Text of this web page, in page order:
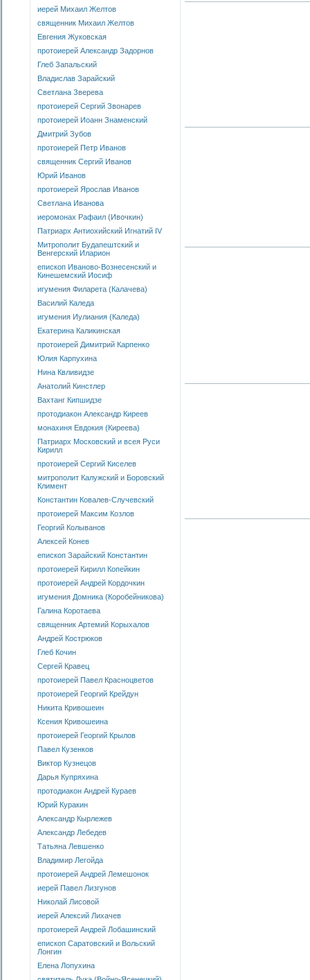
иерей Михаил Желтов
священник Михаил Желтов
Евгения Жуковская
протоиерей Александр Задорнов
Глеб Запальский
Владислав Зарайский
Светлана Зверева
протоиерей Сергий Звонарев
протоиерей Иоанн Знаменский
Дмитрий Зубов
протоиерей Петр Иванов
священник Сергий Иванов
Юрий Иванов
протоиерей Ярослав Иванов
Светлана Иванова
иеромонах Рафаил (Ивочкин)
Патриарх Антиохийский Игнатий IV
Митрополит Будапештский и
Венгерский Иларион
епископ Иваново-Вознесенский и
Кинешемский Иосиф
игумения Филарета (Калачева)
Василий Каледа
игумения Иулиания (Каледа)
Екатерина Каликинская
протоиерей Димитрий Карпенко
Юлия Карпухина
Нина Квливидзе
Анатолий Кинстлер
Вахтанг Кипшидзе
протодиакон Александр Киреев
монахиня Евдокия (Киреева)
Патриарх Московский и всея Руси
Кирилл
протоиерей Сергий Киселев
митрополит Калужский и Боровский
Климент
Константин Ковалев-Случевский
протоиерей Максим Козлов
Георгий Колыванов
Алексей Конев
епископ Зарайский Константин
протоиерей Кирилл Копейкин
протоиерей Андрей Кордочкин
игумения Домника (Коробейникова)
Галина Коротаева
священник Артемий Корыхалов
Андрей Кострюков
Глеб Кочин
Сергей Кравец
протоиерей Павел Красноцветов
протоиерей Георгий Крейдун
Никита Кривошеин
Ксения Кривошеина
протоиерей Георгий Крылов
Павел Кузенков
Виктор Кузнецов
Дарья Купряхина
протодиакон Андрей Кураев
Юрий Куракин
Александр Кырлежев
Александр Лебедев
Татьяна Левшенко
Владимир Легойда
протоиерей Андрей Лемешонок
иерей Павел Лизгунов
Николай Лисовой
иерей Алексий Лихачев
протоиерей Андрей Лобашинский
епископ Саратовский и Вольский
Лонгин
Елена Лопухина